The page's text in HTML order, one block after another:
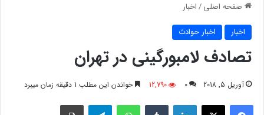
صفحه اصلی/اخبار
اخبار اخبار حوادث
تصادف لامبورگینی در تهران
آوریل 5, 2018 0
12,790 خواندن این مطلب 1 دقیقه زمان میبرد
فیسبوک لینکدین واتس آپ